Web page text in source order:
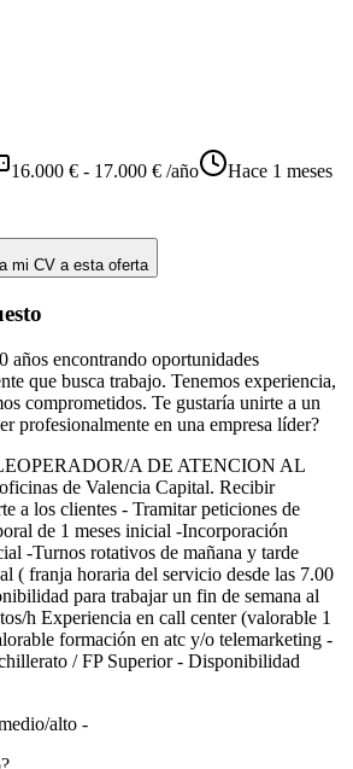
16.000 € - 17.000 € /año
Hace 1 meses
mi CV a esta oferta
años encontrando oportunidades
que busca trabajo. Tenemos experiencia,
comprometidos. Te gustaría unirte a un
profesionalmente en una empresa líder?
A DE ATENCION AL
de Valencia Capital. Recibir
a los clientes - Tramitar peticiones de
de 1 meses inicial -Incorporación
-Turnos rotativos de mañana y tarde
( franja horaria del servicio desde las 7.00
para trabajar un fin de semana al
h Experiencia en call center (valorable 1
formación en atc y/o telemarketing -
/ FP Superior - Disponibilidad
alto -